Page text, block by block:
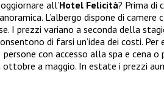
all’Hotel Felicità? Prima di
L’albergo dispone di camere
I prezzi variano a seconda della
di farsi un’idea dei costi. Per
con accesso alla spa e cena
ottobre a maggio. In estate i prezzi